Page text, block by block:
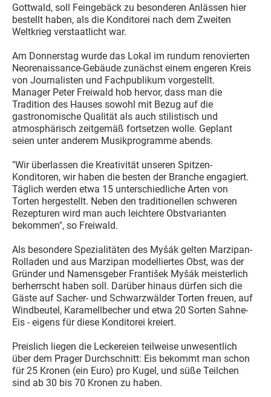
Gottwald, soll Feingebäck zu besonderen Anlässen hier
bestellt haben, als die Konditorei nach dem Zweiten
Weltkrieg verstaatlicht war.
Am Donnerstag wurde das Lokal im rundum renovierten
Neorenaissance-Gebäude zunächst einem engeren Kreis
von Journalisten und Fachpublikum vorgestellt.
Manager Peter Freiwald hob hervor, dass man die
Tradition des Hauses sowohl mit Bezug auf die
gastronomische Qualität als auch stilistisch und
atmosphärisch zeitgemäß fortsetzen wolle. Geplant
seien unter anderem Musikprogramme abends.
"Wir überlassen die Kreativität unseren Spitzen-
Konditoren, wir haben die besten der Branche engagiert.
Täglich werden etwa 15 unterschiedliche Arten von
Torten hergestellt. Neben den traditionellen schweren
Rezepturen wird man auch leichtere Obstvarianten
bekommen", so Freiwald.
Als besondere Spezialitäten des Myšák gelten Marzipan-
Rolladen und aus Marzipan modelliertes Obst, was der
Gründer und Namensgeber František Myšák meisterlich
berherrscht haben soll. Darüber hinaus dürfen sich die
Gäste auf Sacher- und Schwarzwälder Torten freuen, auf
Windbeutel, Karamellbecher und etwa 20 Sorten Sahne-
Eis - eigens für diese Konditorei kreiert.
Preislich liegen die Leckereien teilweise unwesentlich
über dem Prager Durchschnitt: Eis bekommt man schon
für 25 Kronen (ein Euro) pro Kugel, und süße Teilchen
sind ab 30 bis 70 Kronen zu haben.